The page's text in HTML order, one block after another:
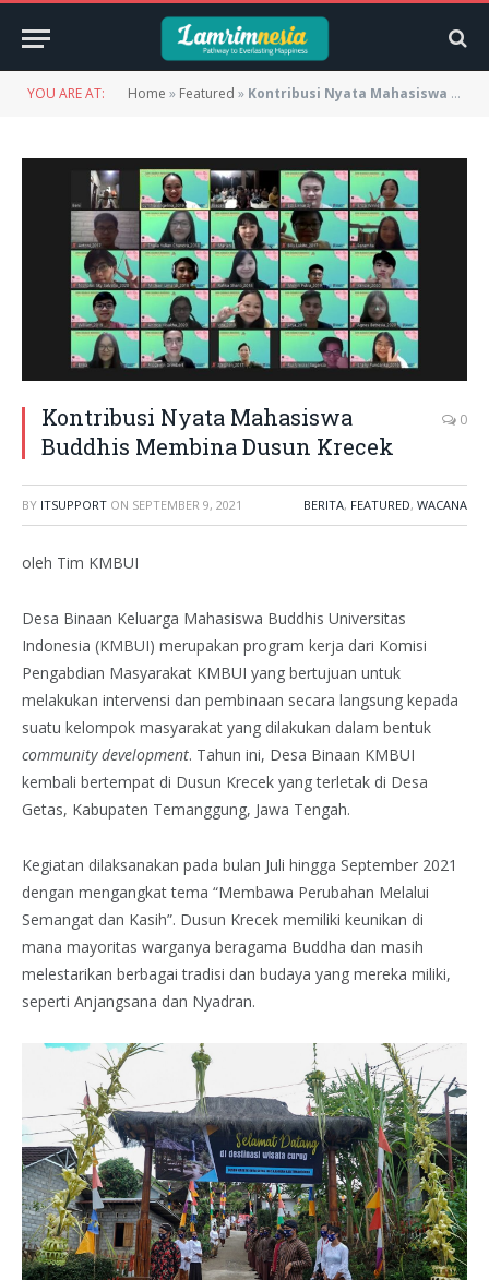
YOU ARE AT: Home » Featured » Kontribusi Nyata Mahasiswa Buddhis Membina Dusun Krecek
Kontribusi Nyata Mahasiswa
Buddhis Membina Dusun Krecek
0
BY ITSUPPORT ON SEPTEMBER 9, 2021 BERITA, FEATURED, WACANA
oleh Tim KMBUI
Desa Binaan Keluarga Mahasiswa Buddhis Universitas
Indonesia (KMBUI) merupakan program kerja dari Komisi
Pengabdian Masyarakat KMBUI yang bertujuan untuk
melakukan intervensi dan pembinaan secara langsung kepada
suatu kelompok masyarakat yang dilakukan dalam bentuk
community development. Tahun ini, Desa Binaan KMBUI
kembali bertempat di Dusun Krecek yang terletak di Desa
Getas, Kabupaten Temanggung, Jawa Tengah.
Kegiatan dilaksanakan pada bulan Juli hingga September 2021
dengan mengangkat tema “Membawa Perubahan Melalui
Semangat dan Kasih”. Dusun Krecek memiliki keunikan di
mana mayoritas warganya beragama Buddha dan masih
melestarikan berbagai tradisi dan budaya yang mereka miliki,
seperti Anjangsana dan Nyadran.